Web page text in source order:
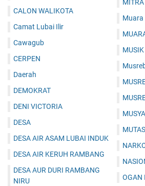
CALON WALIKOTA
Camat Lubai Ilir
Cawagub
CERPEN
Daerah
DEMOKRAT
DENI VICTORIA
DESA
DESA AIR ASAM LUBAI INDUK
DESA AIR KERUH RAMBANG
DESA AUR DURI RAMBANG
NIRU
Muara
MUSIK
OGAN